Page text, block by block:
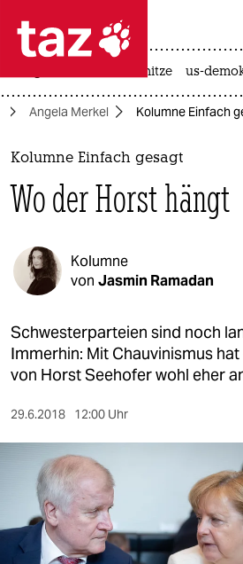
 taz zahl ich
taz zahl ich
themen
politik
öko
gesellschaft
kultur
sport
nord
wahrheit
verlag
verlag
hitze us-
Angela Merkel Kolumne Einfach
Kolumne Einfach gesagt
Wo der Horst hängt
Kolumne
von Jasmin Ramadan
Schwesterparteien sind noch
Immerhin: Mit Chauvinismus
von Horst Seehofer wohl eher
29.6.2018 12:00 Uhr